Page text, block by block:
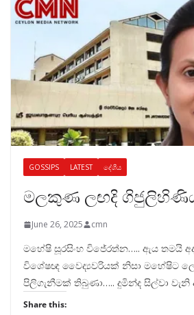
GOSSIPS LATEST දේශීය
මලකුණ ලඟදි ගිජුලිහිණිය
June 26, 2025 cmn
මහේෂි සූරසිංහ විජේරත්න….. ඇය තමයි
විශේෂඥ වෛද්‍යවරියක් නිසා මහේෂිට
පිලිගැනීමක් තිබුණා….. දුමින්ද සිල්වා වැනි
Share this: